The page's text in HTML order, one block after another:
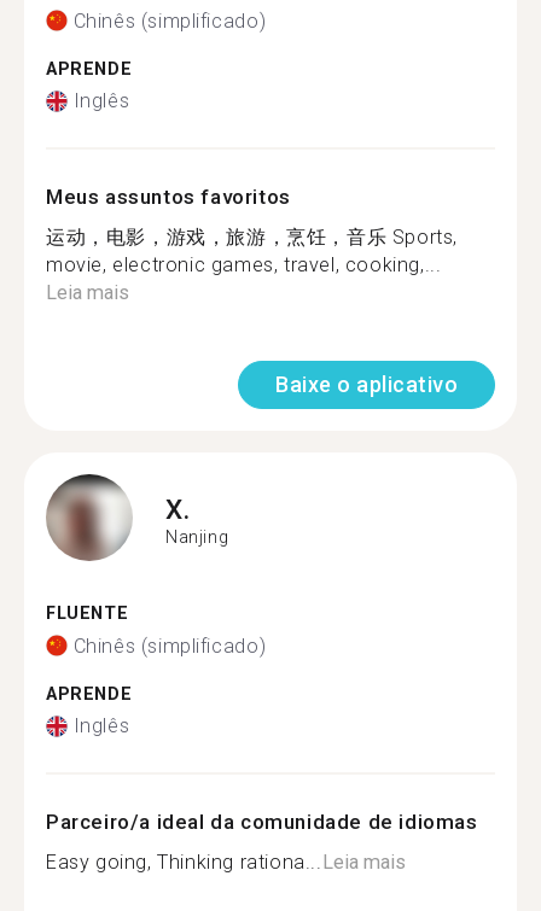
Chinês (simplificado)
APRENDE
Inglês
Meus assuntos favoritos
运动，电影，游戏，旅游，烹饪，音乐 Sports,
movie, electronic games, travel, cooking,...
Leia mais
Baixe o aplicativo
X.
Nanjing
FLUENTE
Chinês (simplificado)
APRENDE
Inglês
Parceiro/a ideal da comunidade de idiomas
Easy going, Thinking rationa...Leia mais